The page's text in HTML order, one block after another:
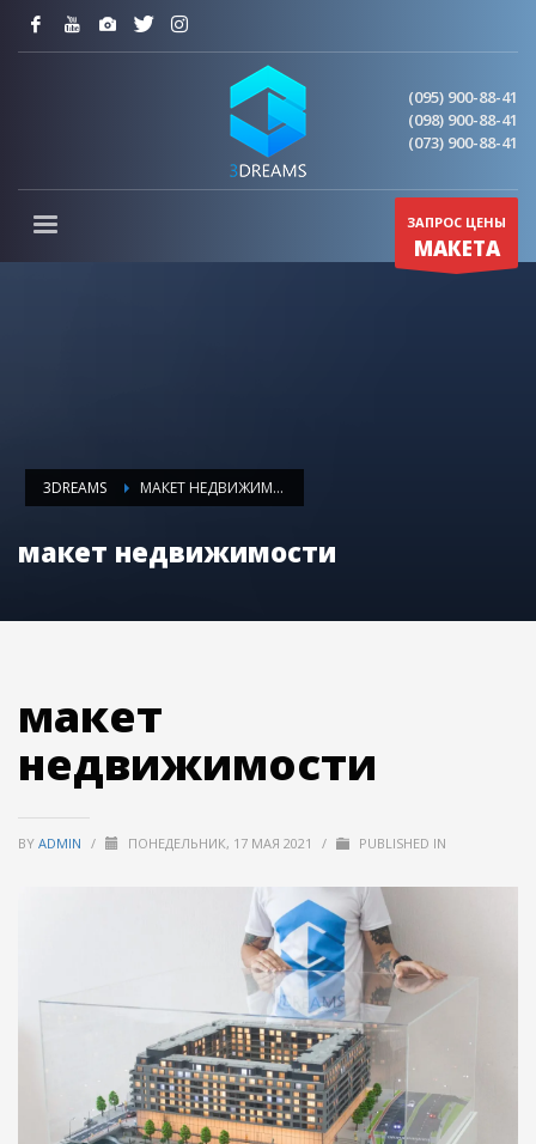
(095) 900-88-41
(098) 900-88-41
(073) 900-88-41
ЗАПРОС ЦЕНЫ
МАКЕТА
3DREAMS МАКЕТ НЕДВИЖИМОСТИ
макет недвижимости
макет
недвижимости
BY ADMIN / ПОНЕДЕЛЬНИК, 17 МАЯ 2021 / PUBLISHED IN